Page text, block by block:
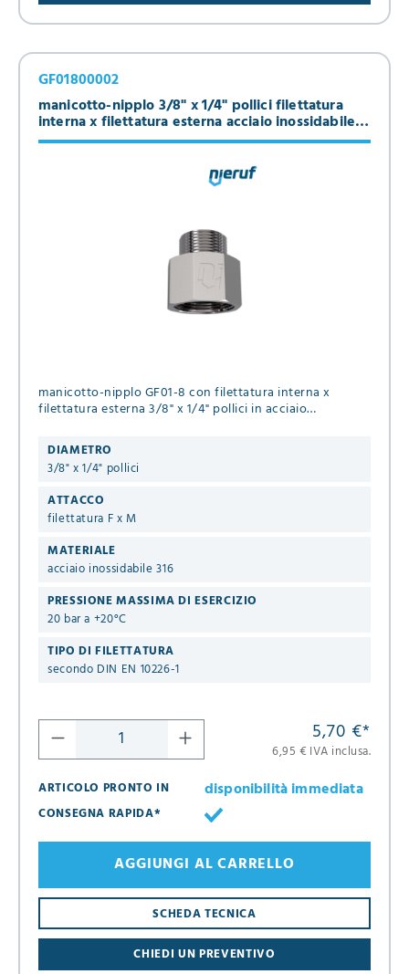
manicotto-nipplo 3/8" x 1/4" pollici filettatura
interna x filettatura esterna acciaio inossidabile
316
GF01800002
manicotto-nipplo GF01-8 con filettatura interna x
filettatura esterna 3/8" x 1/4" pollici in acciaio
DIAMETRO
3/8" x 1/4" pollici
ATTACCO
filettatura F x M
MATERIALE
acciaio inossidabile 316
PRESSIONE MASSIMA DI ESERCIZIO
20 bar a +20°C
TIPO DI FILETTATURA
secondo DIN EN 10226-1
5,70 €*
6,95 € IVA inclusa.
ARTICOLO PRONTO IN
disponibilità immediata
CONSEGNA RAPIDA*
CHIEDI UN PREVENTIVO
SCHEDA TECNICA
AGGIUNGI AL CARRELLO
8
16